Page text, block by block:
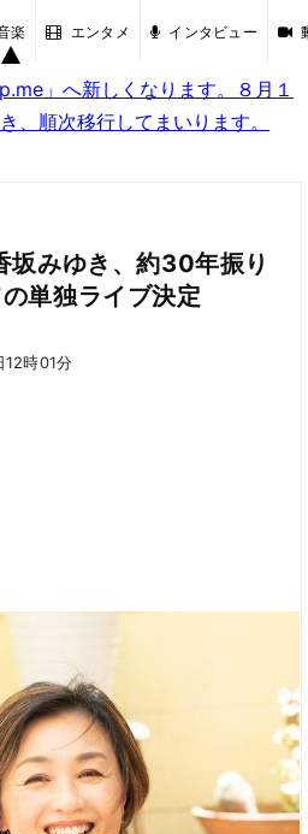
楽 エンタメ インタビュー
」へ新しくなります。８月１
、順次移行してまいります。
坂みゆき、約30年振り
単独ライブ決定
12時01分